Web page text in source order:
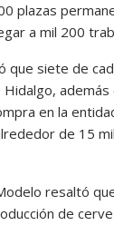
plazas
a mil 200
que siete de
en la
de 15
resaltó
de